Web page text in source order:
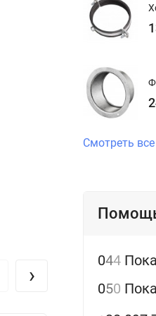
в
›
Смотреть все
044
050